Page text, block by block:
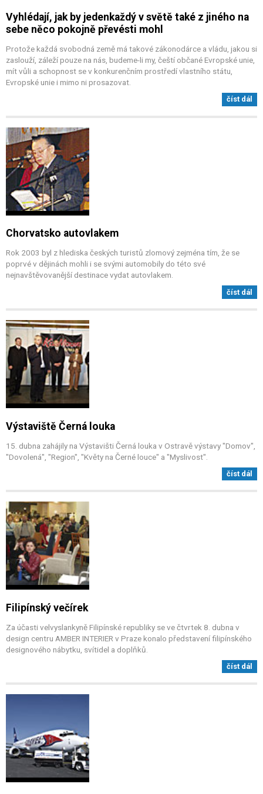
Vyhlédají, jak by jedenkaždý v světě také z jiného na
sebe něco pokojně převésti mohl
Protože každá svobodná země má takové zákonodárce a vládu, jakou si
zaslouží, záleží pouze na nás, budeme-li my, čeští občané Evropské unie,
mít vůli a schopnost se v konkurenčním prostředí vlastního státu,
Evropské unie i mimo ni prosazovat.
číst dál
Chorvatsko autovlakem
Rok 2003 byl z hlediska českých turistů zlomový zejména tím, že se
poprvé v dějinách mohli i se svými automobily do této své
nejnavštěvovanější destinace vydat autovlakem.
číst dál
Výstaviště Černá louka
15. dubna zahájily na Výstavišti Černá louka v Ostravě výstavy "Domov",
"Dovolená", "Region", "Květy na Černé louce" a "Myslivost".
číst dál
Filipínský večírek
Za účasti velvyslankyně Filipínské republiky se ve čtvrtek 8. dubna v
design centru AMBER INTERIER v Praze konalo představení filipínského
designového nábytku, svítidel a doplňků.
číst dál